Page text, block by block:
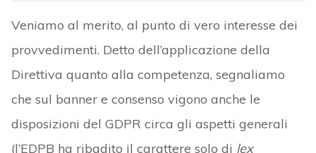
Veniamo al merito, al punto di vero interesse dei
provvedimenti. Detto dell’applicazione della
Direttiva quanto alla competenza, segnaliamo
che sul banner e consenso vigono anche le
disposizioni del GDPR circa gli aspetti generali
(l’EDPB ha ribadito il carattere solo di lex